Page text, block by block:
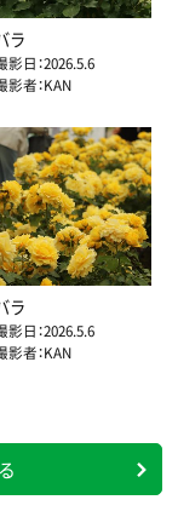
ラ
影日：2026.5.6
影者：KAN
ラ
影日：2026.5.6
影者：KAN